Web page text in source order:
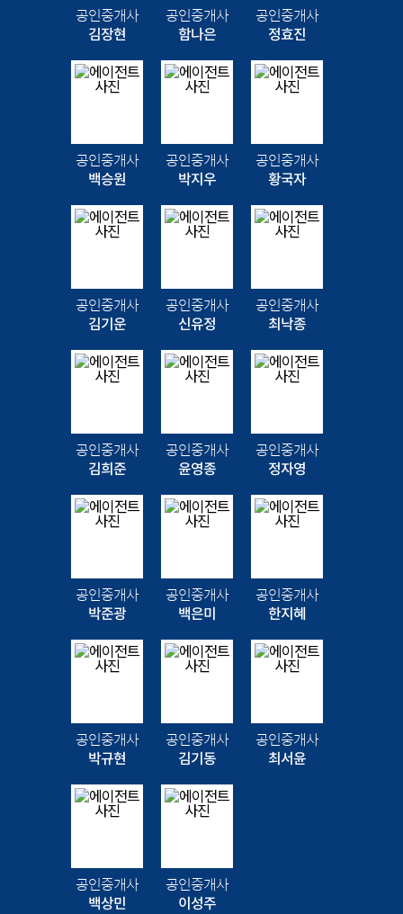
공인중개사
김장현
공인중개사
함나은
공인중개사
정효진
공인중개사
백승원
공인중개사
박지우
공인중개사
황국자
공인중개사
김기운
공인중개사
신유정
공인중개사
최낙종
공인중개사
김희준
공인중개사
윤영종
공인중개사
정자영
공인중개사
박준광
공인중개사
백은미
공인중개사
한지혜
공인중개사
박규현
공인중개사
김기동
공인중개사
최서윤
공인중개사
백상민
공인중개사
이성주